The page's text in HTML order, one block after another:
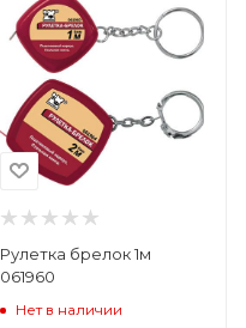
Рулетка брелок 1м
061960
Нет в наличии